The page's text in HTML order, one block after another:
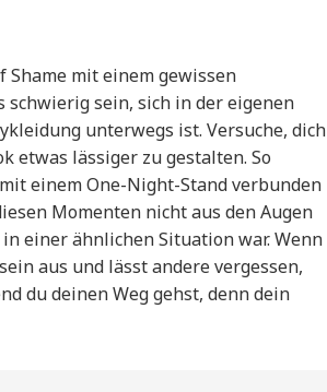
Shame mit einem gewissen
schwierig sein, sich in der eigenen
unterwegs ist. Versuche, dich
etwas lässiger zu gestalten. So
einem One-Night-Stand verbunden
Momenten nicht aus den Augen
einer ähnlichen Situation war. Wenn
aus und lässt andere vergessen,
du deinen Weg gehst, denn dein